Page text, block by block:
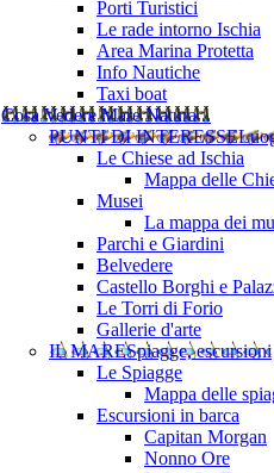
Porti Turistici
Le rade intorno Ischia
Area Marina Protetta
Info Nautiche
Taxi boat
Cosa VedereMare Natura ..
PUNTI DI INTERESSE
Le Chiese ad Ischia
Mappa delle
Musei
La mappa dei
Parchi e Giardini
Belvedere
Castello Borghi e
Le Torri di Forio
Gallerie d'arte
IL MARESpiagge, escursioni
Le Spiagge
Mappa delle
Escursioni in barca
Capitan Morgan
Nonno Ore